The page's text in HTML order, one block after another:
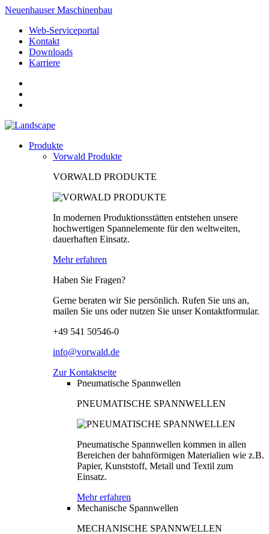
Neuenhauser Maschinenbau
Web-Serviceportal
Kontakt
Downloads
Karriere
Produkte
Vorwald Produkte
VORWALD PRODUKTE
In modernen Produktionsstätten entstehen unsere
hochwertigen Spannelemente für den weltweiten,
dauerhaften Einsatz.
Mehr erfahren
Haben Sie Fragen?
Gerne beraten wir Sie persönlich. Rufen Sie uns an,
mailen Sie uns oder nutzen Sie unser Kontaktformular.
+49 541 50546-0
info@vorwald.de
Zur Kontaktseite
Pneumatische Spannwellen
PNEUMATISCHE SPANNWELLEN
Pneumatische Spannwellen kommen in allen
Bereichen der bahnförmigen Materialien wie z.B.
Papier, Kunststoff, Metall und Textil zum
Einsatz.
Mehr erfahren
Mechanische Spannwellen
MECHANISCHE SPANNWELLEN